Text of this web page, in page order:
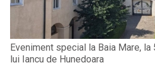
Eveniment special la Baia Mare,
lui Iancu de Hunedoara